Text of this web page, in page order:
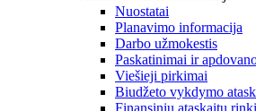
Nuostatai
Planavimo informacija
Darbo užmokestis
Paskatinimai ir
Viešieji pirkimai
Biudžeto vykdymo